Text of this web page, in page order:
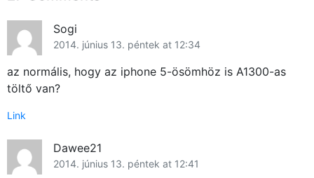
Sogi
2014. június 13. péntek at 12:34
az normális, hogy az iphone 5-ösömhöz is A1300-as
töltő van?
Link
Dawee21
2014. június 13. péntek at 12:41